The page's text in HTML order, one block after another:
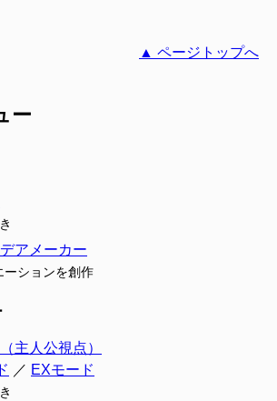
▲ ページトップへ
ー
アメーカー
ーションを創作
主人公視点）
／ EXモード